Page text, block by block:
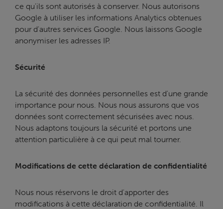
ce qu'ils sont autorisés à conserver. Nous autorisons
Google à utiliser les informations Analytics obtenues
pour d'autres services Google. Nous laissons Google
anonymiser les adresses IP.
Sécurité
La sécurité des données personnelles est d'une grande
importance pour nous. Nous nous assurons que vos
données sont correctement sécurisées avec nous.
Nous adaptons toujours la sécurité et portons une
attention particulière à ce qui peut mal tourner.
Modifications de cette déclaration de confidentialité
Nous nous réservons le droit d'apporter des
modifications à cette déclaration de confidentialité. Il